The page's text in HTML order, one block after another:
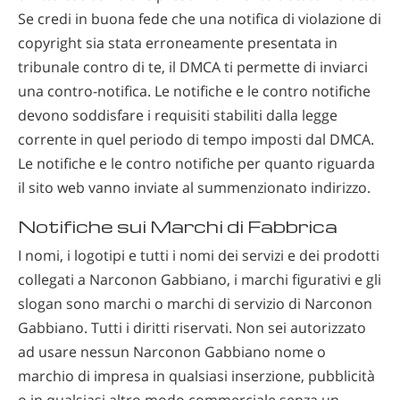
Se credi in buona fede che una notifica di violazione di
copyright sia stata erroneamente presentata in
tribunale contro di te, il DMCA ti permette di inviarci
una contro-notifica. Le notifiche e le contro notifiche
devono soddisfare i requisiti stabiliti dalla legge
corrente in quel periodo di tempo imposti dal DMCA.
Le notifiche e le contro notifiche per quanto riguarda
il sito web vanno inviate al summenzionato indirizzo.
Notifiche sui Marchi di Fabbrica
I nomi, i logotipi e tutti i nomi dei servizi e dei prodotti
collegati a Narconon Gabbiano, i marchi figurativi e gli
slogan sono marchi o marchi di servizio di Narconon
Gabbiano. Tutti i diritti riservati. Non sei autorizzato
ad usare nessun Narconon Gabbiano nome o
marchio di impresa in qualsiasi inserzione, pubblicità